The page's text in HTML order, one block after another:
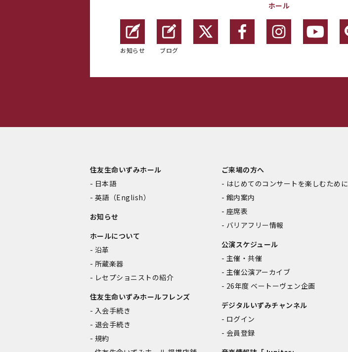
ホール
お知らせ ブログ
住友生命いずみホール
日本語
英語（English）
お知らせ
ホールについて
沿革
所蔵楽器
レセプショニストの紹介
住友生命いずみホールフレンズ
入会手続き
退会手続き
規約
ご来場の方へ
はじめてのコンサートを楽しむために
館内案内
座席表
バリアフリー情報
公演スケジュール
主催・共催
主催公演アーカイブ
26年度 ベートーヴェン企画
デジタルいずみチャンネル
ログイン
会員登録